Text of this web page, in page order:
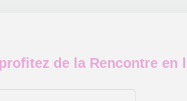
de la Rencontre en